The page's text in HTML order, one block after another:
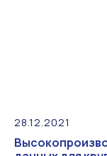
28.12.2021